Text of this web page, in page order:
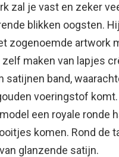
zal je vast en zeker
blikken oogsten.
zogenoemde artwork
zelf maken van lapjes
satijnen band,
voeringstof
een royale ronde
komen. Rond de
glanzende satijn.